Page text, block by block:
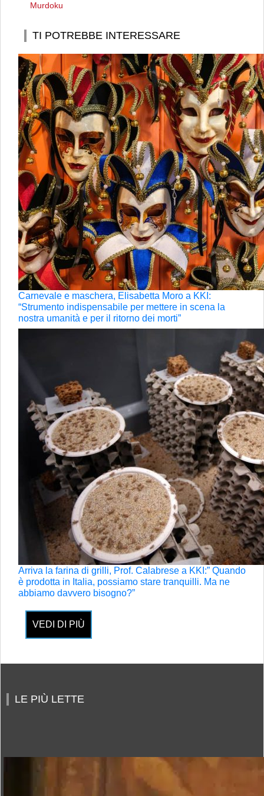
Murdoku
TI POTREBBE INTERESSARE
Carnevale e maschera, Elisabetta Moro a KKI:
“Strumento indispensabile per mettere in scena la
nostra umanità e per il ritorno dei morti”
Arriva la farina di grilli, Prof. Calabrese a KKI:” Quando
è prodotta in Italia, possiamo stare tranquilli. Ma ne
abbiamo davvero bisogno?”
VEDI DI PIÙ
LE PIÙ LETTE